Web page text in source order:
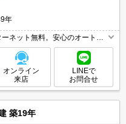
年
ネット無料。安心のオートロ
。イオンへ564m。12ヶ月未満
生。
オンライン
来店
LINEで
お問合せ
築19年